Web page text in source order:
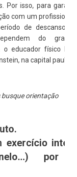
Por isso, para
com um profissional.
de descanso e
do grau
o educador físico
na capital
orientação
exercício
por